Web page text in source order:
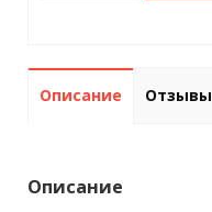
Описание Отзывы
Описание